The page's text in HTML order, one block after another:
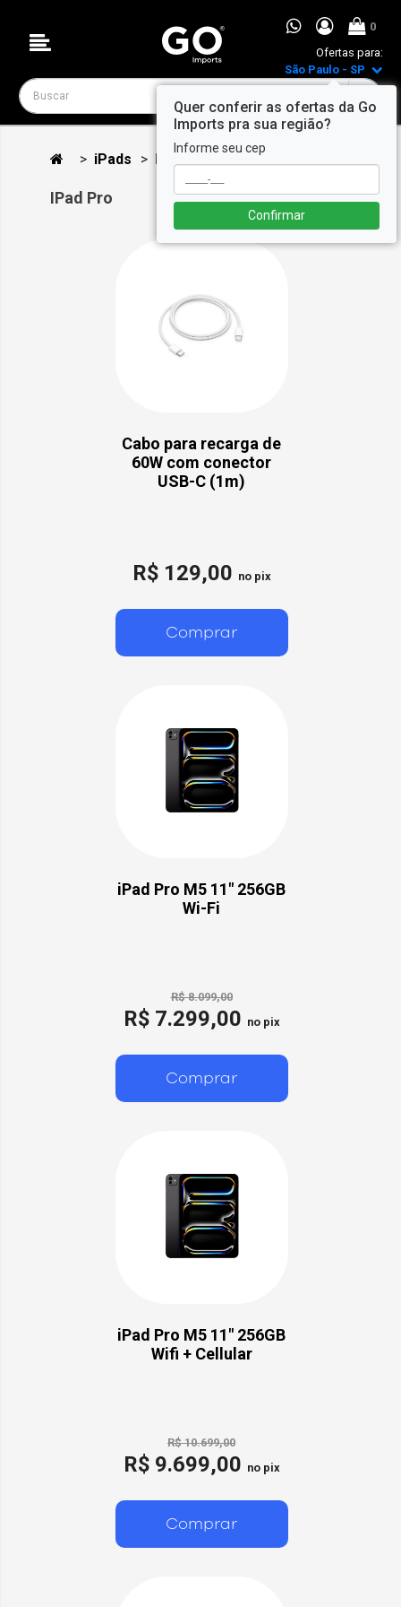
0
Ofertas para:
São Paulo - SP
iPads IPad Pro
IPad Pro Ordenar por:
Cabo para recarga de
60W com conector
USB-C (1m)
R$ 129,00 no pix
Comprar
iPad Pro M5 11" 256GB
Wi-Fi
R$ 8.099,00
R$ 7.299,00 no pix
Comprar
iPad Pro M5 11" 256GB
Wifi + Cellular
R$ 10.699,00
R$ 9.699,00 no pix
Comprar
Quer conferir as ofertas da Go
Imports pra sua região?
Informe seu cep
Confirmar